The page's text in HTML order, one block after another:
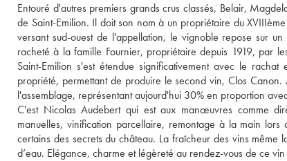
Entouré d'autres premiers grands crus classés, Belair,
de Saint-Emilion. Il doit son nom à un propriétaire du
versant sud-ouest de l'appellation, le vignoble repose sur
racheté à la famille Fournier, propriétaire depuis 1919, par
Saint-Emilion s'est étendue significativement avec le
propriété, permettant de produire le second vin, Clos
l'assemblage, représentant aujourd'hui 30% en proportion
C'est Nicolas Audebert qui est aux manœuvres comme
manuelles, vinification parcellaire, remontage à la main
certains des secrets du château. La fraîcheur des vins
d’eau. Elégance, charme et légèreté au rendez-vous de ce